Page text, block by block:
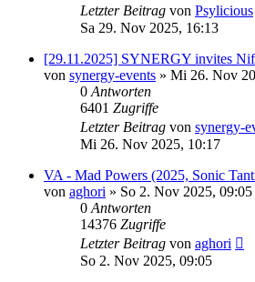
Letzter Beitrag von Psylicious
Sa 29. Nov 2025, 16:13
[29.11.2025] SYNERGY invites
von synergy-events » Mi 26. Nov
0 Antworten
6401 Zugriffe
Letzter Beitrag von synergy-
Mi 26. Nov 2025, 10:17
VA - Mad Powers (2025, Sonic
von aghori » So 2. Nov 2025, 09:05
0 Antworten
14376 Zugriffe
Letzter Beitrag von aghori
So 2. Nov 2025, 09:05